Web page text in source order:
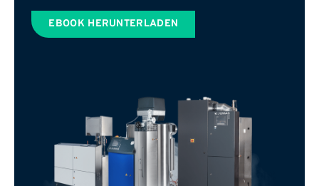
EBOOK HERUNTERLADEN